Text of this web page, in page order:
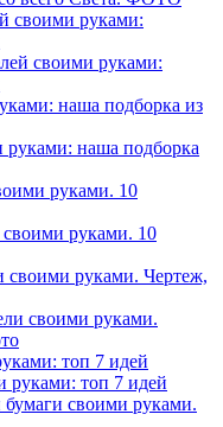
своими руками:
наша подборка из
руками. 10
своими руками. Чертеж,
топ 7 идей
своими руками.